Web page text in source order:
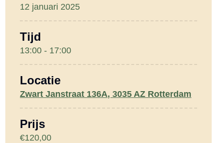
12 januari 2025
Tijd
13:00 - 17:00
Locatie
Zwart Janstraat 136A, 3035 AZ Rotterdam
Prijs
€120,00